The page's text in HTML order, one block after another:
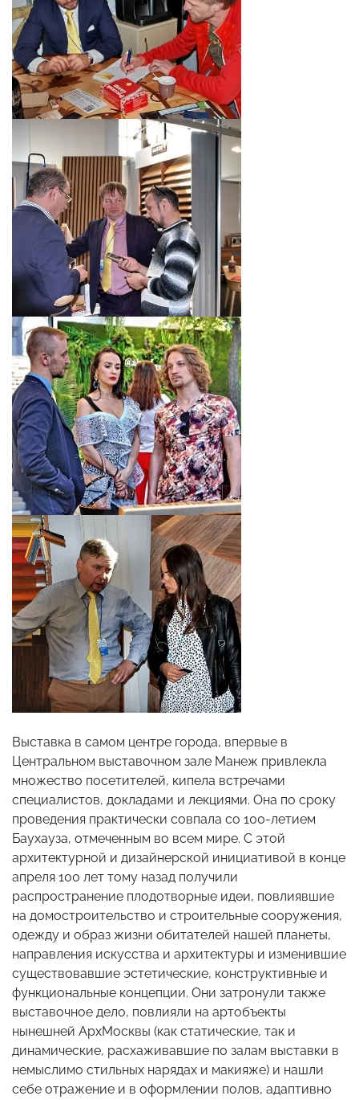
Выставка в самом центре города, впервые в
Центральном выставочном зале Манеж привлекла
множество посетителей, кипела встречами
специалистов, докладами и лекциями. Она по сроку
проведения практически совпала со 100-летием
Баухауза, отмеченным во всем мире. С этой
архитектурной и дизайнерской инициативой в конце
апреля 100 лет тому назад получили
распространение плодотворные идеи, повлиявшие
на домостроительство и строительные сооружения,
одежду и образ жизни обитателей нашей планеты,
направления искусства и архитектуры и изменившие
существовавшие эстетические, конструктивные и
функциональные концепции. Они затронули также
выставочное дело, повлияли на артобъекты
нынешней АрхМосквы (как статические, так и
динамические, расхаживавшие по залам выставки в
немыслимо стильных нарядах и макияже) и нашли
себе отражение и в оформлении полов, адаптивно